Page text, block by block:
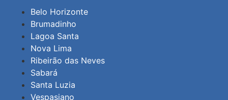
Belo Horizonte
Brumadinho
Lagoa Santa
Nova Lima
Ribeirão das Neves
Sabará
Santa Luzia
Vespasiano